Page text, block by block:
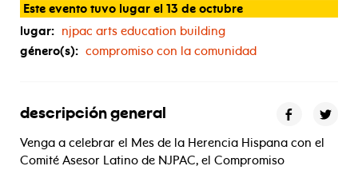
Este evento tuvo lugar el 13 de octubre
lugar: njpac arts education building
género(s): compromiso con la comunidad
descripción general
Venga a celebrar el Mes de la Herencia Hispana con el
Comité Asesor Latino de NJPAC, el Compromiso